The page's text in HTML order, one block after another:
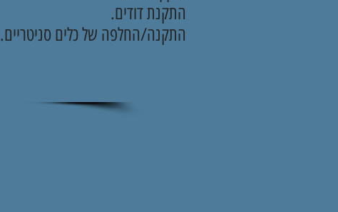
התקנת דודים.
התקנה/החלפה של כלים סניטריים.